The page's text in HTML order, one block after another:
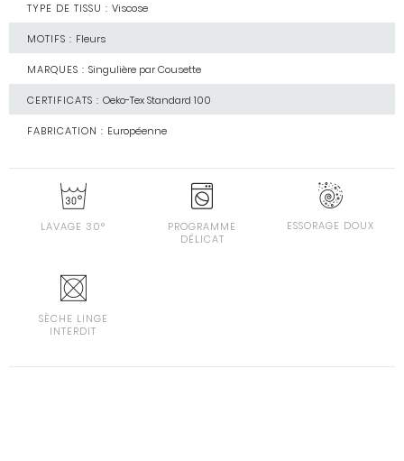
TYPE DE TISSU : Viscose
MOTIFS : Fleurs
MARQUES : Singulière par Cousette
CERTIFICATS : Oeko-Tex Standard 100
FABRICATION : Européenne
LAVAGE 30°
PROGRAMME
DÉLICAT
ESSORAGE DOUX
SÈCHE LINGE
INTERDIT